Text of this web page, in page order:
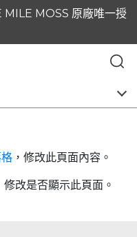
MOSS 原廠唯一授
，修改此頁面內容。
修改是否顯示此頁面。